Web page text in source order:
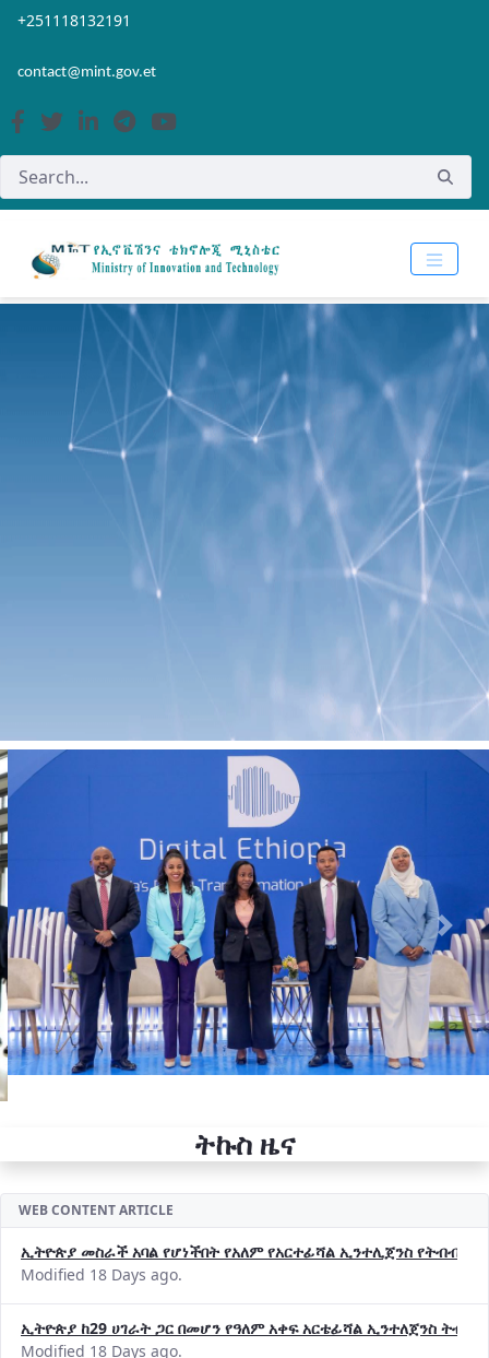
Skip to Main Content
Open Accessibility Menu
+251118132191
contact@mint.gov.et
Previous Next
ኢትዮጵያ መስራች አባል የሆነችበት የአለም የአርተፊሻል ኢንተሊጀንስ የትብብር
Modified 18 Days ago.
ኢትዮጵያ ከ29 ሀገራት ጋር በመሆን የዓለም አቀፍ አርቴፊሻል ኢንተለጀንስ
Modified 18 Days ago.